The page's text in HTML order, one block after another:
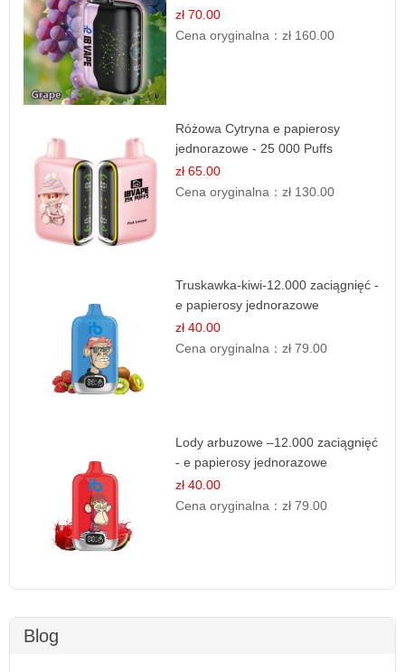
zł 70.00
Cena oryginalna：zł 160.00
Różowa Cytryna e papierosy
jednorazowe - 25 000 Puffs
zł 65.00
Cena oryginalna：zł 130.00
Truskawka-kiwi-12.000 zaciągnięć -
e papierosy jednorazowe
zł 40.00
Cena oryginalna：zł 79.00
Lody arbuzowe –12.000 zaciągnięć
- e papierosy jednorazowe
zł 40.00
Cena oryginalna：zł 79.00
Blog